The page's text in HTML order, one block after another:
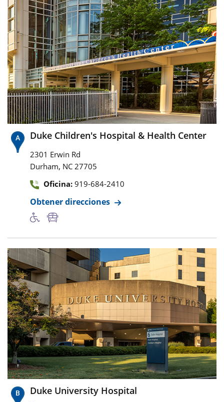
Duke Children's Hospital & Health Center
2301 Erwin Rd
Durham, NC 27705
Oficina: 919-684-2410
Obtener direcciones
Duke University Hospital